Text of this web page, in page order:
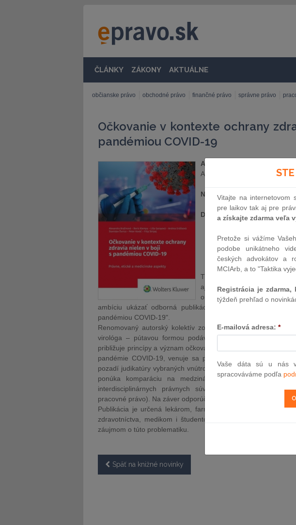
ČLÁNKY ZÁKONY AKTUÁLNE
občianske právo obchodné právo finančné právo správne právo
Očkovanie v kontexte ochrany
pandémiou COVID-19
Autor:
Andrea Erdősová, Stanislav
Nakladateľstvo: Wolters
Dátum vydania: 13. 5. 2022
Téma očkovania je zložitou
aj pre odbornú verejnosť.
orientovať z medicínskeho,
ambíciu ukázať odborná publikácia „Očkovanie v kontexte
pandémiou COVID-19".
Renomovaný autorský kolektív zostavený z odborníkov na
virológa – pútavou formou podáva históriu očkovania a
približuje princípy a význam očkovania pre ľudské zdravie.
pandémie COVID-19, venuje sa právnym aspektom
pozadí judikatúry vybraných vnútroštátnych súdov a
ponúka komparáciu na medzinárodnej úrovni, ako aj
interdisciplinárnych právnych súvislostiach (ústavné
pracovné právo). Na záver odporúča riešenia v oblasti
Publikácia je určená lekárom, farmaceutom, právnikom,
zdravotníctva, medikom i študentom práva či farmácie, ale
záujmom o túto problematiku.
Späť na knižné novinky
Vitajte na internetovom
pre laikov tak aj pre
a získajte zdarma veľa
Pretože si vážíme
podobe unikátneho
českých advokátov a
MCIArb, a to "Taktika
Registrácia je zdarma,
týždeň prehľad o
E-mailová adresa: *
Vaše dáta sú u nás
spracováváme podľa